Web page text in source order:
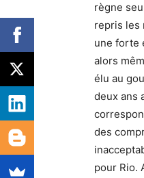
règne
repris les
une forte
alors
élu au
deux ans
des
pour Rio.